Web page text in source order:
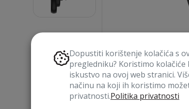
Dopustiti korištenje kolačića s
pregledniku? Koristimo
iskustvo na ovoj web stranici.
načinu na koji ih koristimo
privatnosti.Politika privatnosti